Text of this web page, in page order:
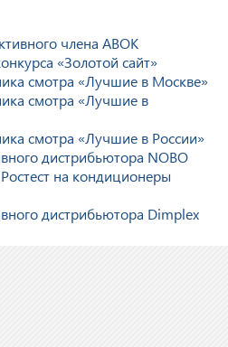
члена АВОК
«Золотой сайт»
смотра «Лучшие в Москве»
смотра «Лучшие в
смотра «Лучшие в России»
дистрибьютора NOBO
на кондиционеры
дистрибьютора Dimplex